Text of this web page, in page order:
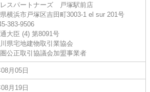
レスパートナーズ 戸塚駅前店
横浜市戸塚区吉田町3003-1 el sur 201号
383-9506
大臣 (4) 第8091号
川県宅地建物取引業協会
圏公正取引協議会加盟事業者
月05日
月19日